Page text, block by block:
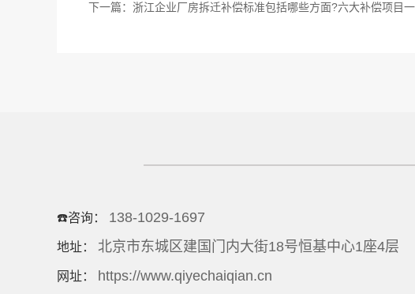
下一篇： 浙江企业厂房拆迁补偿标准包括哪些方面?六大补偿项目
☎️咨询： 138-1029-1697
地址： 北京市东城区建国门内大街18号恒基中心1座4层
网址： https://www.qiyechaiqian.cn